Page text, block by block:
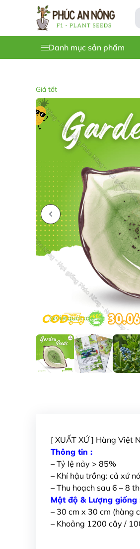
Danh mục sản phẩm
Giá tốt
[ XUẤT XỨ ] Hàng Việt
Thông tin :
– Tỷ lệ nảy > 85%
– Khí hậu trồng: cả xứ
– Thu hoạch sau 6 – 8
Mật độ & Lượng giống
– 30 cm x 30 cm (hàng
– Khoảng 1200 cây /